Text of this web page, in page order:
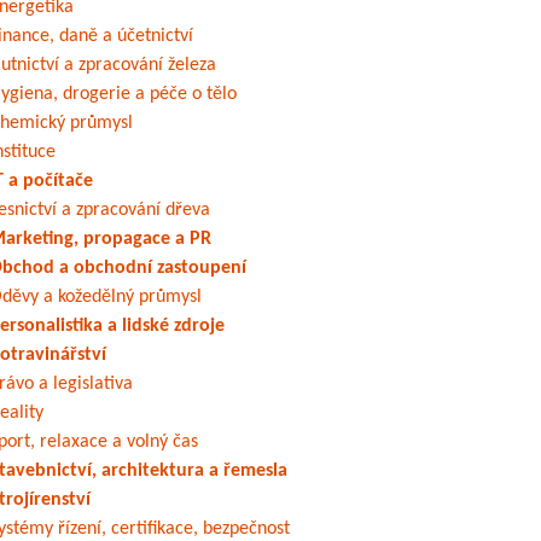
daně a účetnictví
a zpracování železa
drogerie a péče o tělo
průmysl
a počítače
a zpracování dřeva
propagace a PR
a obchodní zastoupení
a kožedělný průmysl
a lidské zdroje
a legislativa
relaxace a volný čas
architektura a řemesla
řízení, certifikace, bezpečnost